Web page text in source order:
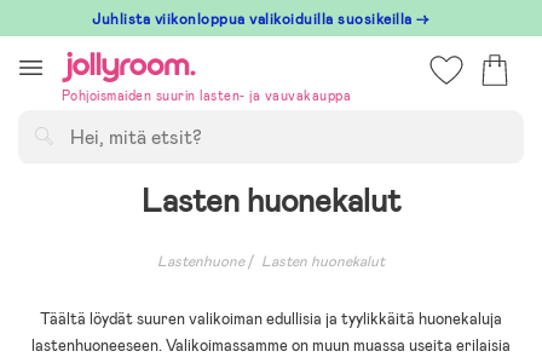
till
innehållet
Juhlista viikonloppua valikoiduilla suosikeilla →
Pohjoismaiden suurin lasten- ja vauvakauppa
Lasten huonekalut
Lastenhuone Lasten huonekalut
Täältä löydät suuren valikoiman edullisia ja tyylikkäitä huonekaluja
lastenhuoneeseen. Valikoimassamme on muun muassa useita erilaisia